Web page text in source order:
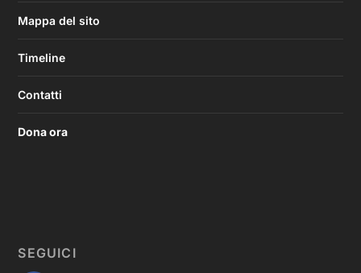
Mappa del sito
Timeline
Contatti
Dona ora
SEGUICI